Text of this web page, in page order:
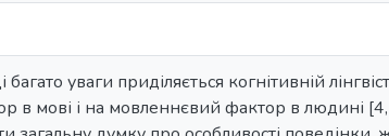
багато уваги приділяється когнітивній
в мові і на мовленнєвий фактор в людині